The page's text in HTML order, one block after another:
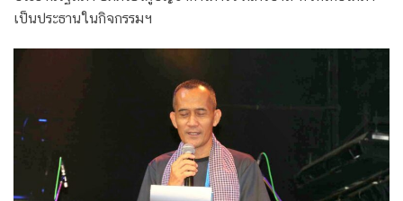
เป็นประธานในกิจกรรมฯ